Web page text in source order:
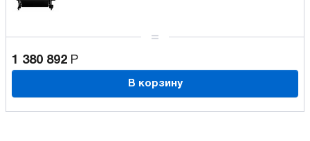
1 380 892 Р
В корзину